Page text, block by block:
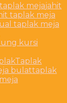
mejajahit
taplak meja
taplak meja
kursi
Taplak
bulattaplak